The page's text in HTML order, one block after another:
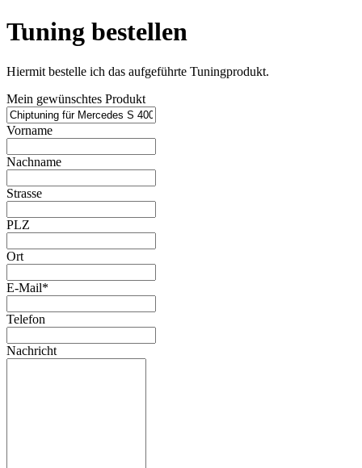
Tuning bestellen
Hiermit bestelle ich das aufgeführte Tuningprodukt.
Mein gewünschtes Produkt
Vorname
Nachname
Strasse
PLZ
Ort
E-Mail*
Telefon
Nachricht